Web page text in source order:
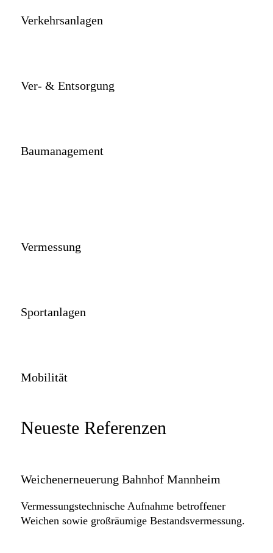
Verkehrsanlagen
Ver- & Entsorgung
Baumanagement
Vermessung
Sportanlagen
Mobilität
Neueste Referenzen
Weichenerneuerung Bahnhof Mannheim
Vermessungstechnische Aufnahme betroffener
Weichen sowie großräumige Bestandsvermessung.